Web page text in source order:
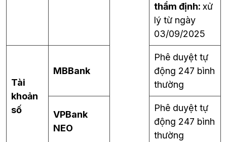
thẩm định: xử
lý từ ngày
03/09/2025
Tài
khoản
số
MBBank
Phê duyệt tự
động 247 bình
thường
VPBank
NEO
Phê duyệt tự
động 247 bình
thường